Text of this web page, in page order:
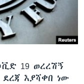
19 ወረረሽኝ
እያሻቀበ ነው